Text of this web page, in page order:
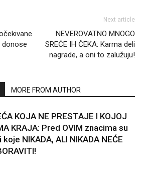
donose
Next article
NEVEROVATNO MNOGO
SREĆE IH ČEKA: Karma deli
nagrade, a oni to zalužuju!
MORE FROM AUTHOR
KOJA NE PRESTAJE I KOJOJ
KRAJA: Pred OVIM znacima su
koje NIKADA, ALI NIKADA NEĆE